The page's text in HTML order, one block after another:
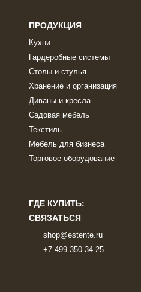
ПРОДУКЦИЯ
Кухни
Гардеробные системы
Столы и стулья
Хранение и организация
Диваны и кресла
Садовая мебель
Текстиль
Мебель для бизнеса
Торговое оборудование
ГДЕ КУПИТЬ:
СВЯЗАТЬСЯ
shop@estente.ru
+7 499 350-34-25